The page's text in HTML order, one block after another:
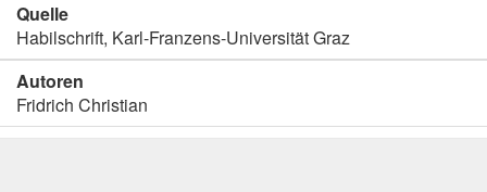
Quelle
Habilschrift, Karl-Franzens-Universität Graz
Autoren
Fridrich Christian